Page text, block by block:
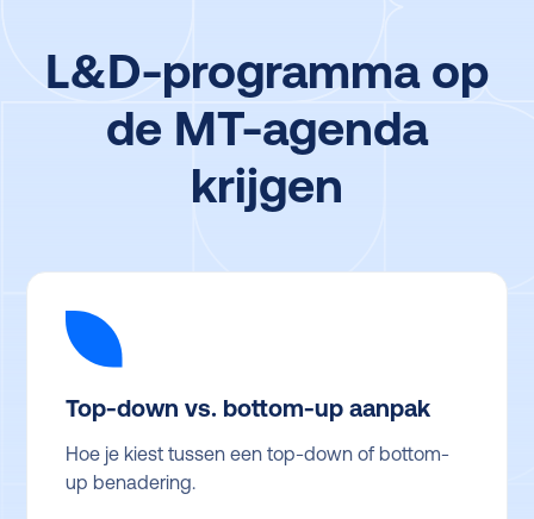
L&D-programma op
de MT-agenda
krijgen
Top-down vs. bottom-up aanpak
Hoe je kiest tussen een top-down of bottom-
up benadering.